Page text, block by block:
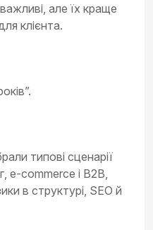
але їх краще
клієнта.
типові сценарії
e-commerce і B2B,
в структурі, SEO й